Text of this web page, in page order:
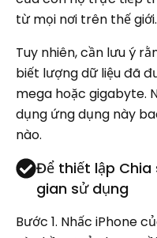
từ mọi nơi trên thế giới.
Tuy nhiên, cần lưu ý
biết lượng dữ liệu đã
mega hoặc gigabyte.
dụng ứng dụng này
nào.
Để thiết lập
gian sử dụng
Bước 1. Nhấc iPhone